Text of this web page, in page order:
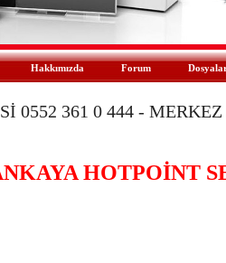
Hakkımızda Forum
0552 361 0 444 - MERKEZ
HOTPOİNT